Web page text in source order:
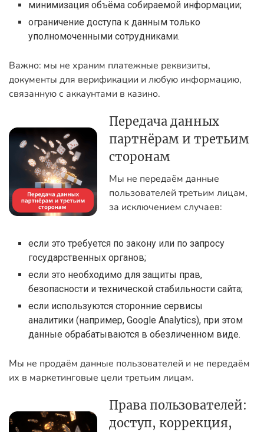
минимизация объёма собираемой информации;
ограничение доступа к данным только
уполномоченными сотрудниками.
Важно: мы не храним платежные реквизиты,
документы для верификации и любую информацию,
связанную с аккаунтами в казино.
Передача данных
партнёрам и третьим
сторонам
Мы не передаём данные
пользователей третьим лицам,
за исключением случаев:
если это требуется по закону или по запросу
государственных органов;
если это необходимо для защиты прав,
безопасности и технической стабильности сайта;
если используются сторонние сервисы
аналитики (например, Google Analytics), при этом
данные обрабатываются в обезличенном виде.
Мы не продаём данные пользователей и не передаём
их в маркетинговые цели третьим лицам.
Права пользователей:
доступ, коррекция,